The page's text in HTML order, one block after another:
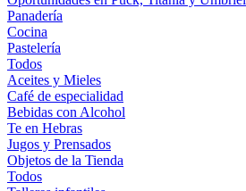
Panadería
Cocina
Pastelería
Todos
Aceites y Mieles
Café de especialidad
Bebidas con Alcohol
Te en Hebras
Jugos y Prensados
Objetos de la Tienda
Todos